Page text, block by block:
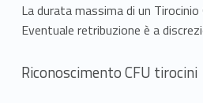
La durata massima di un Tirocinio
Eventuale retribuzione è a
Riconoscimento CFU tirocini